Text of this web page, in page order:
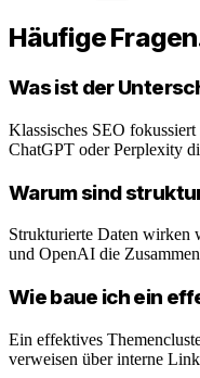
Häufige
Was ist der
Klassisches SEO
ChatGPT oder Perplexity
Warum sind
Strukturierte Daten wirken
und OpenAI die
Wie baue ich ein
Ein effektives
verweisen über interne